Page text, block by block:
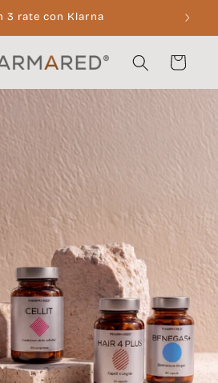
3 rate con Klarna
Carrello